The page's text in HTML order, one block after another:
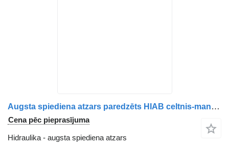
Augsta spiediena atzars paredzēts HIAB celtnis-manipulators
Cena pēc pieprasījuma
Hidraulika - augsta spiediena atzars